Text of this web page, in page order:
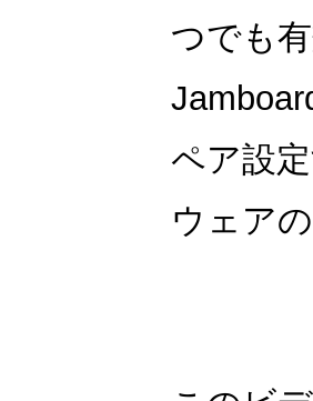
つでも
ペア設
ウェア